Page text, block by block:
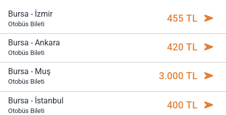
Bursa - İzmir
Otobüs Bileti 455 TL
Bursa - Ankara
Otobüs Bileti 420 TL
Bursa - Muş
Otobüs Bileti 3.000 TL
Bursa - İstanbul
Otobüs Bileti 400 TL